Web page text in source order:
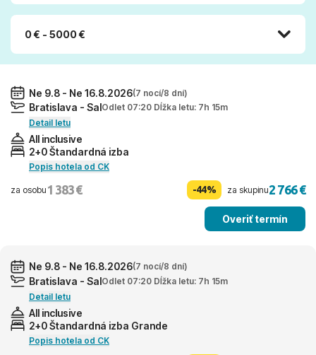
0 € - 5000 €
Ne 9.8 - Ne 16.8.2026(7 nocí/8 dní)
Bratislava - SalOdlet 07:20 Dĺžka letu: 7h 15m
Detail letu
All inclusive
2+0 Štandardná izba
Popis hotela od CK
za osobu 1 383 € -44% za skupinu2 766 €
Overiť termín
Ne 9.8 - Ne 16.8.2026(7 nocí/8 dní)
Bratislava - SalOdlet 07:20 Dĺžka letu: 7h 15m
Detail letu
All inclusive
2+0 Štandardná izba Grande
Popis hotela od CK